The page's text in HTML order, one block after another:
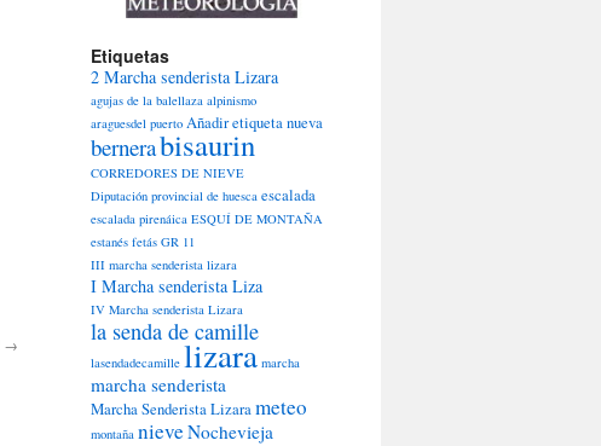
→
Etiquetas
2 Marcha senderista Lizara
agujas de la balellaza alpinismo
araguesdel puerto Añadir etiqueta nueva
bernerabisaurin
CORREDORES DE NIEVE
Diputación provincial de huesca escalada
escalada pirenáica ESQUÍ DE MONTAÑA
estanés fetás GR 11
III marcha senderista lizara
I Marcha senderista Liza
IV Marcha senderista Lizara
la senda de camille
lasendadecamille lizara marcha
marcha senderista
Marcha Senderista Lizarameteo
montaña nieve Nochevieja